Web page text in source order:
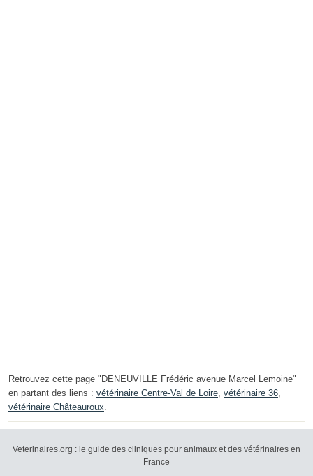
Retrouvez cette page "DENEUVILLE Frédéric avenue Marcel Lemoine"
en partant des liens : vétérinaire Centre-Val de Loire vétérinaire 36
vétérinaire Châteauroux
Veterinaires.org : le guide des cliniques pour animaux et des vétérinaires en
France